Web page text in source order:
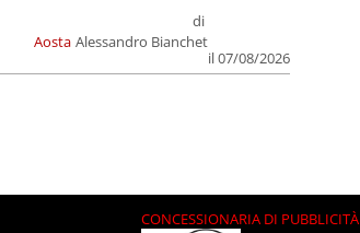
Aosta
di
Alessandro Bianchet
il 07/08/2026
CONCESSIONARIA DI PUBBLICITÀ